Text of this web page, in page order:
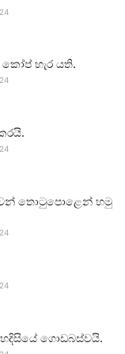
හැර යති.
තොටුපොළෙන් හමු
ගොඩබස්වයි.